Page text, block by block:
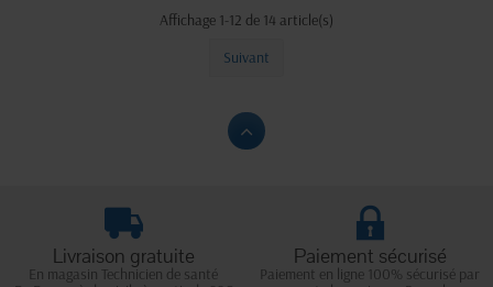
Affichage 1-12 de 14 article(s)
Suivant
Livraison gratuite
En magasin Technicien de santé
Paiement sécurisé
Paiement en ligne 100% sécurisé par